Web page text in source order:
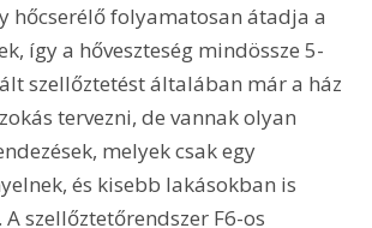
hőcserélő folyamatosan átadja a
így a hőveszteség mindössze 5-
szellőztetést általában már a ház
tervezni, de vannak olyan
melyek csak egy
és kisebb lakásokban is
szellőztetőrendszer F6-os